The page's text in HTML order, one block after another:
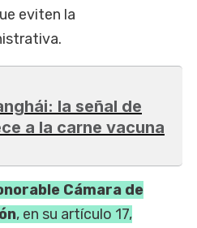
eviten la
la señal de
a la carne vacuna
Cámara de
, en su artículo 17,